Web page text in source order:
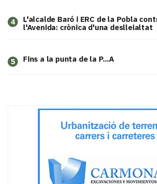
4
L'alcalde Baró i ERC de la Pobla
l'Avenida: crònica d'una deslleialtat
5 Fins a la punta de la P...A